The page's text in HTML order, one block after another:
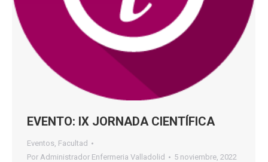
EVENTO: IX JORNADA CIENTÍFICA
Eventos, Facultad
Por Administrador Enfermeria Valladolid 5 noviembre, 2022